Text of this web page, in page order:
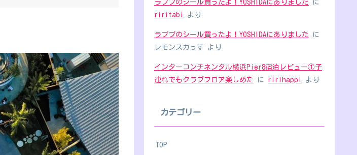
ラブブのシール買ったよ！YOSHIDAにありました に
riritabi
より
ラブブのシール買ったよ！YOSHIDAにありました に
レモンスカっす より
インターコンチネンタル横浜Pier8宿泊レビュー①子
連れでもクラブフロア楽しめた に ririhappi より
カテゴリー
TOP